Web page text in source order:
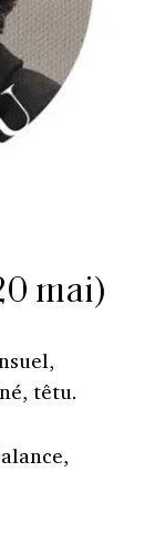
mai)
têtu.